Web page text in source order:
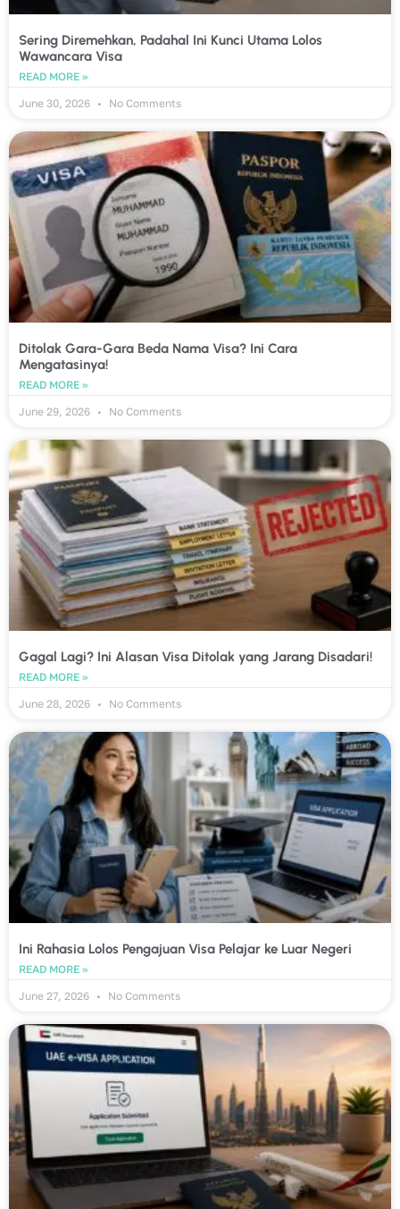
Sering Diremehkan, Padahal Ini Kunci Utama Lolos
Wawancara Visa
READ MORE »
June 30, 2026
No Comments
Ditolak Gara-Gara Beda Nama Visa? Ini Cara
Mengatasinya!
READ MORE »
June 29, 2026
No Comments
Gagal Lagi? Ini Alasan Visa Ditolak yang Jarang Disadari!
READ MORE »
June 28, 2026
No Comments
Ini Rahasia Lolos Pengajuan Visa Pelajar ke Luar Negeri
READ MORE »
June 27, 2026
No Comments